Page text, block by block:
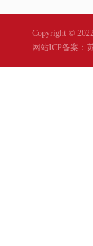
Copyright ©
网站ICP备案：